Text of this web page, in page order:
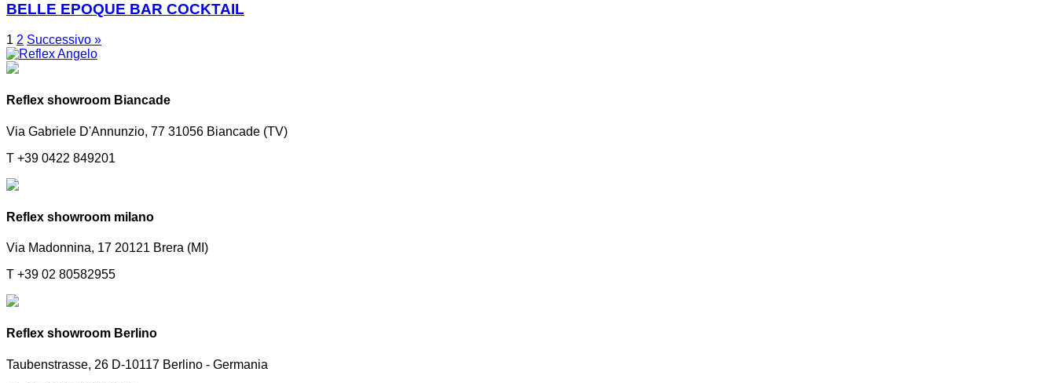
BELLE EPOQUE BAR COCKTAIL
1 2 Successivo »
Reflex showroom Biancade
Via Gabriele D'Annunzio, 77 31056 Biancade (TV)
T +39 0422 849201
Reflex showroom milano
Via Madonnina, 17 20121 Brera (MI)
T +39 02 80582955
Reflex showroom Berlino
Taubenstrasse, 26 D-10117 Berlino - Germania